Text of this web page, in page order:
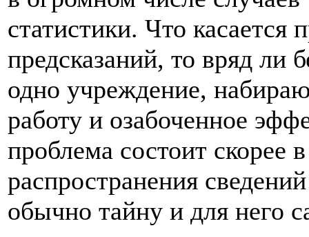
статистики. Что касается
предсказаний, то вряд ли
одно учреждение,
работу и озабоченное
проблема состоит скорее
распространения
обычно тайну и для него